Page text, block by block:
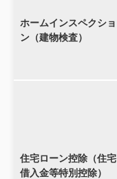
ホームインスペクショ
ン（建物検査）
住宅ローン控除（住宅
借入金等特別控除）